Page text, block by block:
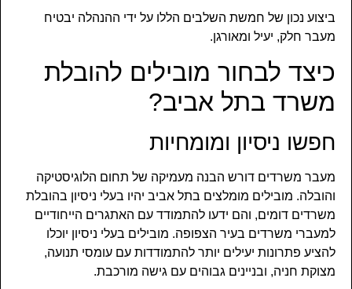
ביצוע נכון של חמשת השלבים הללו על ידי ההנהלה יבטיח
מעבר חלק, יעיל ומאורגן.
כיצד לבחור מובילים להובלת
משרד בתל אביב?
חפשו ניסיון ומומחיות
מעבר משרדים דורש הבנה מעמיקה של תחום הלוגיסטיקה
והובלה. מובילים מומלצים בתל אביב יהיו בעלי ניסיון בהובלת
משרדים דומים, והם ידעו להתמודד עם האתגרים הייחודיים
למעברי משרדים בעיר הצפופה. מובילים בעלי ניסיון יוכלו
להציע פתרונות יעילים יותר להתמודדות עם עומסי תנועה,
מצוקת חניה, ובניינים גבוהים עם גישה מורכבת.